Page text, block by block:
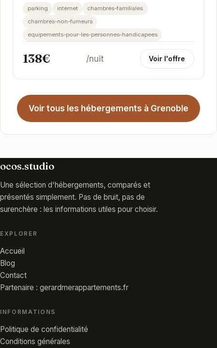
un séjour confortable. Chaque appartement est
parking internet
chambres-familiales
chambres-non-fumeurs
equipements-pour-les-personnes-handicapees
138€ /nuit Voir l'offre
Voir tous les hébergements à Grenoble
ocos.studio
Une sélection d'hébergements, comparés et
présentés simplement. Pas de bruit, pas de
surenchère : les informations utiles pour choisir.
EXPLORER
Accueil
Blog
Contact
Partenaire : gerardmerappartements.fr
INFORMATIONS
Politique de confidentialité
Conditions générales